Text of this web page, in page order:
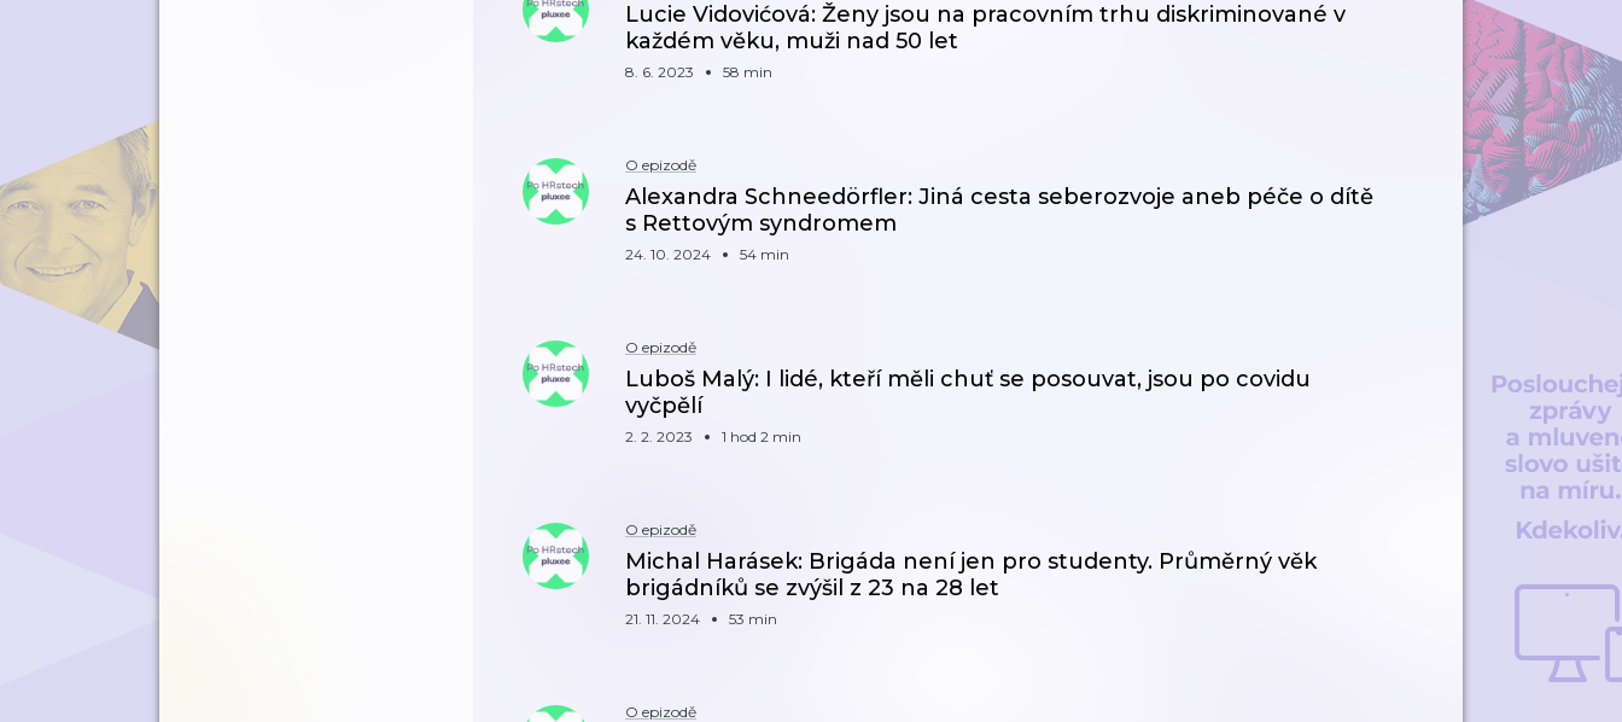
Lucie Vidovićová: Ženy jsou na pracovním trhu diskriminované v
každém věku, muži nad 50 let
8. 6. 2023 58 min
O epizodě
Alexandra Schneedörfler: Jiná cesta seberozvoje aneb péče o dítě
s Rettovým syndromem
24. 10. 2024 54 min
O epizodě
Luboš Malý: I lidé, kteří měli chuť se posouvat, jsou po covidu
vyčpělí
2. 2. 2023 1 hod 2 min
O epizodě
Michal Harásek: Brigáda není jen pro studenty. Průměrný věk
brigádníků se zvýšil z 23 na 28 let
21. 11. 2024 53 min
O epizodě